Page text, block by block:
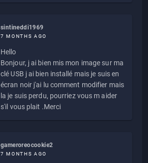
sintineddi1969
7 MONTHS AGO
Hello
Bonjour, j ai bien mis mon image sur ma
clé USB j ai bien installé mais je suis en
écran noir j'ai lu comment modifier mais
la je suis perdu, pourriez vous m aider
s'il vous plait .Merci
gameroreocookie2
7 MONTHS AGO